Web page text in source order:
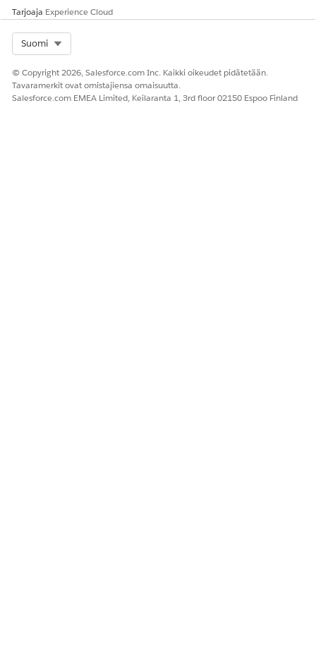
Tarjoaja Experience Cloud
Suomi
© Copyright 2026, Salesforce.com Inc. Kaikki oikeudet pidätetään.
Tavaramerkit ovat omistajiensa omaisuutta.
Salesforce.com EMEA Limited, Keilaranta 1, 3rd floor 02150 Espoo Finland